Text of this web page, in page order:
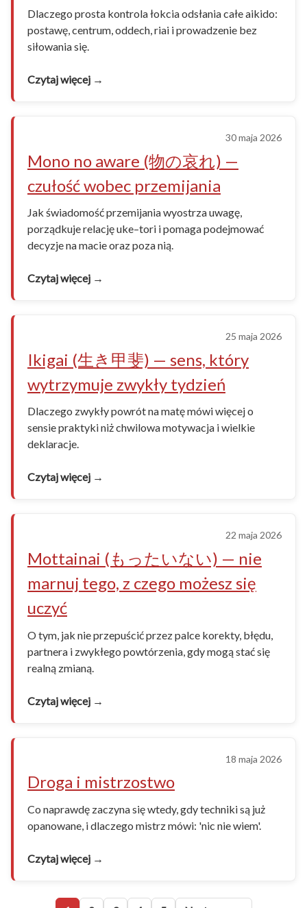
Dlaczego prosta kontrola łokcia odsłania całe aikido:
postawę, centrum, oddech, riai i prowadzenie bez
siłowania się.
Czytaj więcej →
30 maja 2026
Mono no aware (物の哀れ) —
czułość wobec przemijania
Jak świadomość przemijania wyostrza uwagę,
porządkuje relację uke–tori i pomaga podejmować
decyzje na macie oraz poza nią.
Czytaj więcej →
25 maja 2026
Ikigai (生き甲斐) — sens, który
wytrzymuje zwykły tydzień
Dlaczego zwykły powrót na matę mówi więcej o
sensie praktyki niż chwilowa motywacja i wielkie
deklaracje.
Czytaj więcej →
22 maja 2026
Mottainai (もったいない) — nie
marnuj tego, z czego możesz się
uczyć
O tym, jak nie przepuścić przez palce korekty, błędu,
partnera i zwykłego powtórzenia, gdy mogą stać się
realną zmianą.
Czytaj więcej →
18 maja 2026
Droga i mistrzostwo
Co naprawdę zaczyna się wtedy, gdy techniki są już
opanowane, i dlaczego mistrz mówi: 'nic nie wiem'.
Czytaj więcej →